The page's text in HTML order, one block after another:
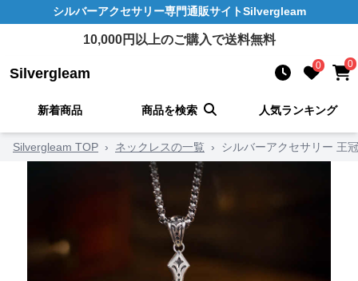
シルバーアクセサリー専門通販サイトSilvergleam
10,000円以上のご購入で送料無料
Silvergleam 0 0
新着商品 商品を検索 人気ランキング
Silvergleam TOP › ネックレスの一覧 › シルバーアクセサリー 王